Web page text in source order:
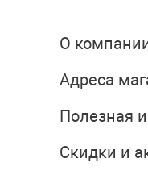
О
Адреса
Полезная
Скидки и